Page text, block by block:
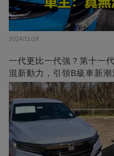
2024/11/18
一代更比一代強？第十一
混新動力，引領B級車新潮